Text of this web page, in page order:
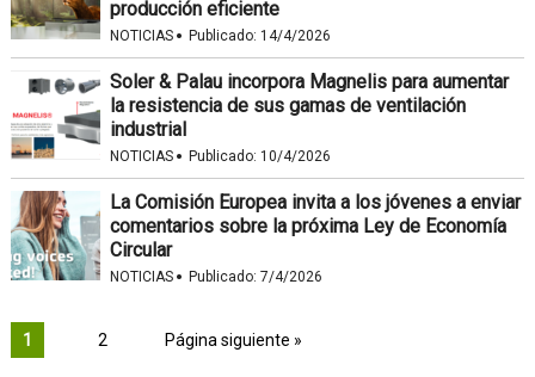
producción eficiente
NOTICIAS · Publicado: 14/4/2026
Soler & Palau incorpora Magnelis para aumentar
la resistencia de sus gamas de ventilación
industrial
NOTICIAS · Publicado: 10/4/2026
La Comisión Europea invita a los jóvenes a enviar
comentarios sobre la próxima Ley de Economía
Circular
NOTICIAS · Publicado: 7/4/2026
1 2 Página siguiente »